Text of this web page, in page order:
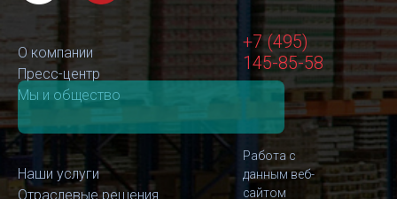
О компании
Пресс-центр
Мы и общество
Наши услуги
Отраслевые решения
+7 (495)
145-85-58
Работа с
данным веб-
сайтом